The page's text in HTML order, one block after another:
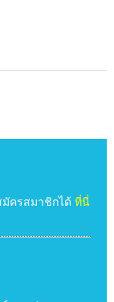
ครสมาชิกได้ ที่นี่